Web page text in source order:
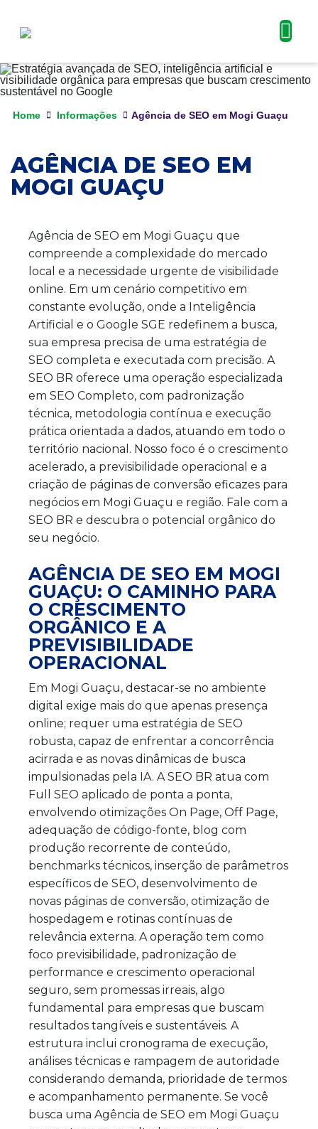
Home Informações Agência de SEO em Mogi Guaçu
AGÊNCIA DE SEO EM
MOGI GUAÇU
Agência de SEO em Mogi Guaçu que
compreende a complexidade do mercado
local e a necessidade urgente de visibilidade
online. Em um cenário competitivo em
constante evolução, onde a Inteligência
Artificial e o Google SGE redefinem a busca,
sua empresa precisa de uma estratégia de
SEO completa e executada com precisão. A
SEO BR oferece uma operação especializada
em SEO Completo, com padronização
técnica, metodologia contínua e execução
prática orientada a dados, atuando em todo o
território nacional. Nosso foco é o crescimento
acelerado, a previsibilidade operacional e a
criação de páginas de conversão eficazes para
negócios em Mogi Guaçu e região. Fale com a
SEO BR e descubra o potencial orgânico do
seu negócio.
AGÊNCIA DE SEO EM MOGI
GUAÇU: O CAMINHO PARA
O CRESCIMENTO
ORGÂNICO E A
PREVISIBILIDADE
OPERACIONAL
Em Mogi Guaçu, destacar-se no ambiente
digital exige mais do que apenas presença
online; requer uma estratégia de SEO
robusta, capaz de enfrentar a concorrência
acirrada e as novas dinâmicas de busca
impulsionadas pela IA. A SEO BR atua com
Full SEO aplicado de ponta a ponta,
envolvendo otimizações On Page, Off Page,
adequação de código-fonte, blog com
produção recorrente de conteúdo,
benchmarks técnicos, inserção de parâmetros
específicos de SEO, desenvolvimento de
novas páginas de conversão, otimização de
hospedagem e rotinas contínuas de
relevância externa. A operação tem como
foco previsibilidade, padronização de
performance e crescimento operacional
seguro, sem promessas irreais, algo
fundamental para empresas que buscam
resultados tangíveis e sustentáveis. A
estrutura inclui cronograma de execução,
análises técnicas e rampagem de autoridade
considerando demanda, prioridade de termos
e acompanhamento permanente. Se você
busca uma Agência de SEO em Mogi Guaçu